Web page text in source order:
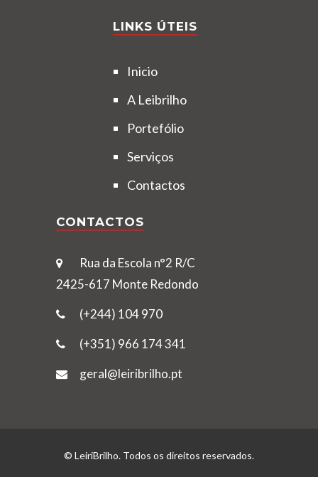
LINKS ÚTEIS
Inicio
A Leibrilho
Portefólio
Serviços
Contactos
CONTACTOS
Rua da Escola n°2 R/C
2425-617 Monte Redondo
(+244) 104 970
(+351) 966 174 341
geral@leiribrilho.pt
© LeiriBrilho. Todos os direitos reservados.